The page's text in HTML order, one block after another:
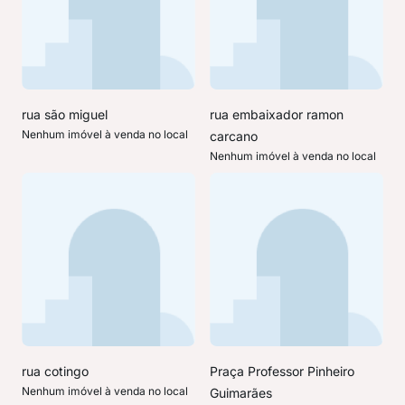
rua são miguel
Nenhum imóvel à venda no local
rua embaixador ramon
carcano
Nenhum imóvel à venda no local
rua cotingo
Nenhum imóvel à venda no local
Praça Professor Pinheiro
Guimarães